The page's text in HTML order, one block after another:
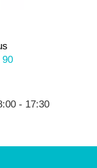
90
- 17:30